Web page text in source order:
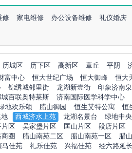
修 家电维修 办公设备维修 礼仪婚庆
历城区 历下区 高新区 章丘 平阴
富中心 恒大世纪广场 恒大御峰 恒大
锦绣城邻里街 龙湖新壹街 印象济南
城百联奥特莱斯 济南国际医学科学中心
地欢乐颂 腊山御园 恒生艾特公寓 恒
西城济水上苑 龙湖名景台 绿地中
区 吴家堡片区 匡山片区 段店片区
圈 腊山南苑二区 腊山南苑一区 腊
马佳苑 礼乐佳苑 兴福佳苑 经六路延